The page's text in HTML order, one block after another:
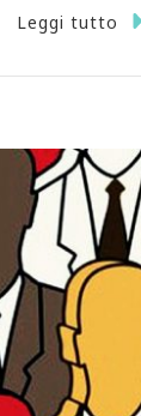
Leggi tutto